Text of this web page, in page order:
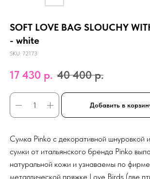
SOFT LOVE BAG SLOUCHY
- white
SKU: 72173
17 430 р. 40 400 р.
Добавить в
Сумка Pinko с декоративной шнуровкой
сумки от итальянского бренда Pinko
натуральной кожи и узнаваемы по
металлической пряжке Love Birds (две